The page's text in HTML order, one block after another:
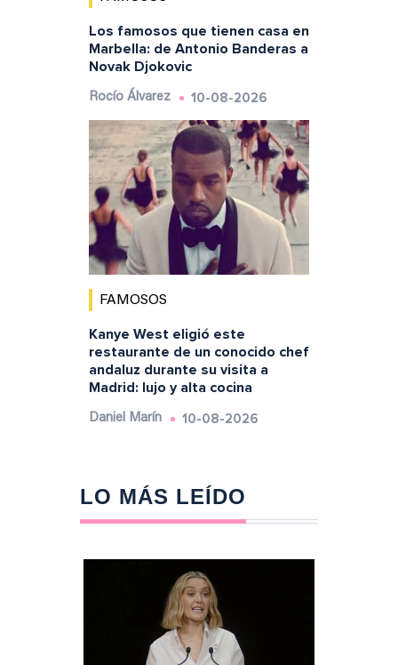
Los famosos que tienen casa en
Marbella: de Antonio Banderas a
Novak Djokovic
Rocío Álvarez 10-08-2026
FAMOSOS
Kanye West eligió este
restaurante de un conocido chef
andaluz durante su visita a
Madrid: lujo y alta cocina
Daniel Marín 10-08-2026
LO MÁS LEÍDO